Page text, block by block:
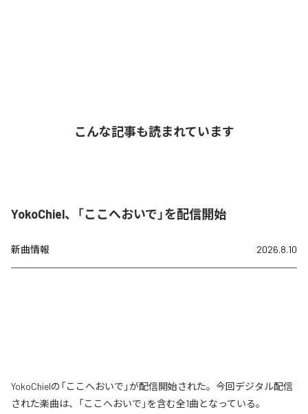
こんな記事も読まれています
YokoChiel、「ここへおいで」を配信開始
新曲情報 2026.8.10
YokoChielの「ここへおいで」が配信開始された。今回デジタル配信
された楽曲は、「ここへおいで」を含む全1曲となっている。